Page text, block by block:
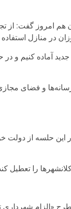
امروز گفت: از
در منازل
آماده کنیم و در
و فضای
حلسه از دولت
را تعطیل
«الزام شهرداری